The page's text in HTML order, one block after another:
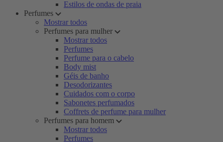
Estilos de ondas de praia
Perfumes
Mostrar todos
Perfumes para mulher
Mostrar todos
Perfumes
Perfume para o cabelo
Body mist
Géis de banho
Desodorizantes
Cuidados com o corpo
Sabonetes perfumados
Coffrets de perfume para mulher
Perfumes para homem
Mostrar todos
Perfumes